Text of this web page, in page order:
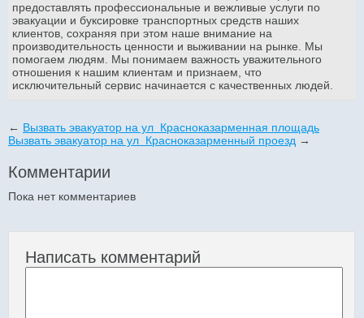
предоставлять профессиональные и вежливые услуги по
эвакуации и буксировке транспортных средств наших
клиентов, сохраняя при этом наше внимание на
производительность ценности и выживании на рынке. Мы
помогаем людям. Мы понимаем важность уважительного
отношения к нашим клиентам и признаем, что
исключительный сервис начинается с качественных людей.
← Вызвать эвакуатор на ул Красноказарменная площадь
Вызвать эвакуатор на ул Красноказарменный проезд →
Комментарии
Пока нет комментариев
Написать комментарий